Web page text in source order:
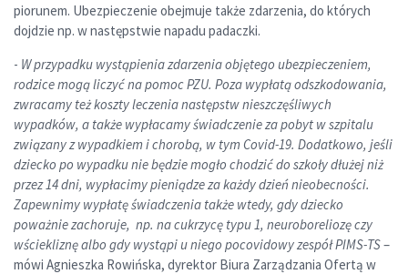
piorunem. Ubezpieczenie obejmuje także zdarzenia, do których
dojdzie np. w następstwie napadu padaczki.
- W przypadku wystąpienia zdarzenia objętego ubezpieczeniem,
rodzice mogą liczyć na pomoc PZU. Poza wypłatą odszkodowania,
zwracamy też koszty leczenia następstw nieszczęśliwych
wypadków, a także wypłacamy świadczenie za pobyt w szpitalu
związany z wypadkiem i chorobą, w tym Covid-19. Dodatkowo, jeśli
dziecko po wypadku nie będzie mogło chodzić do szkoły dłużej niż
przez 14 dni, wypłacimy pieniądze za każdy dzień nieobecności.
Zapewnimy wypłatę świadczenia także wtedy, gdy dziecko
poważnie zachoruje, np. na cukrzycę typu 1, neuroboreliozę czy
wściekliznę albo gdy wystąpi u niego pocovidowy zespół PIMS-TS–
mówi Agnieszka Rowińska, dyrektor Biura Zarządzania Ofertą w